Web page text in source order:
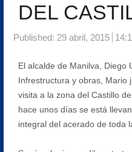
DEL
Published: 29 abril, 2015
El alcalde de Manilva, Diego
Infrestructura y obras, Mario
visita a la zona del Castillo
hace unos días se está
integral del acerado de toda